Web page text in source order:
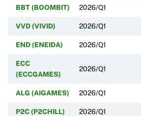
BBT (BOOMBIT) 2026/Q1
VVD (VIVID) 2026/Q1
END (ENEIDA) 2026/Q1
ECC
(ECCGAMES)
2026/Q1
ALG (AIGAMES) 2026/Q1
P2C (P2CHILL) 2026/Q1